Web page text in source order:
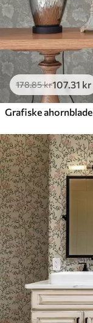
178.85kr107.31 kr